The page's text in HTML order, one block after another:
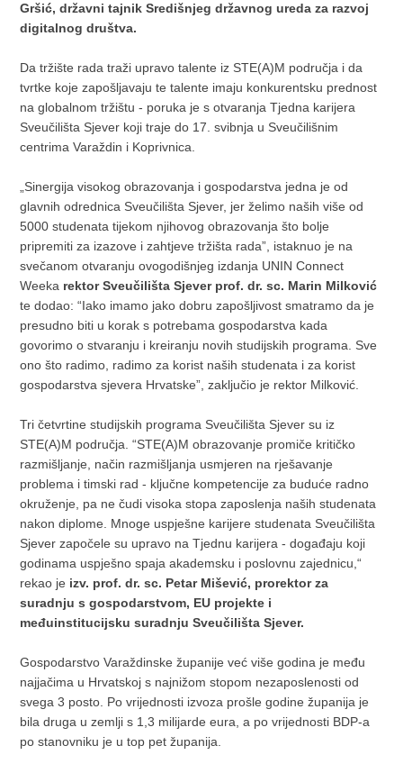
Gršić, državni tajnik Središnjeg državnog ureda za razvoj
digitalnog društva.
Da tržište rada traži upravo talente iz STE(A)M područja i da
tvrtke koje zapošljavaju te talente imaju konkurentsku prednost
na globalnom tržištu - poruka je s otvaranja Tjedna karijera
Sveučilišta Sjever koji traje do 17. svibnja u Sveučilišnim
centrima Varaždin i Koprivnica.
„Sinergija visokog obrazovanja i gospodarstva jedna je od
glavnih odrednica Sveučilišta Sjever, jer želimo naših više od
5000 studenata tijekom njihovog obrazovanja što bolje
pripremiti za izazove i zahtjeve tržišta rada”, istaknuo je na
svečanom otvaranju ovogodišnjeg izdanja UNIN Connect
Weeka rektor Sveučilišta Sjever prof. dr. sc. Marin Milković
te dodao: “Iako imamo jako dobru zapošljivost smatramo da je
presudno biti u korak s potrebama gospodarstva kada
govorimo o stvaranju i kreiranju novih studijskih programa. Sve
ono što radimo, radimo za korist naših studenata i za korist
gospodarstva sjevera Hrvatske”, zaključio je rektor Milković.
Tri četvrtine studijskih programa Sveučilišta Sjever su iz
STE(A)M područja. “STE(A)M obrazovanje promiče kritičko
razmišljanje, način razmišljanja usmjeren na rješavanje
problema i timski rad - ključne kompetencije za buduće radno
okruženje, pa ne čudi visoka stopa zaposlenja naših studenata
nakon diplome. Mnoge uspješne karijere studenata Sveučilišta
Sjever započele su upravo na Tjednu karijera - događaju koji
godinama uspješno spaja akademsku i poslovnu zajednicu,“
rekao je izv. prof. dr. sc. Petar Mišević, prorektor za
suradnju s gospodarstvom, EU projekte i
međuinstitucijsku suradnju Sveučilišta Sjever.
Gospodarstvo Varaždinske županije već više godina je među
najjačima u Hrvatskoj s najnižom stopom nezaposlenosti od
svega 3 posto. Po vrijednosti izvoza prošle godine županija je
bila druga u zemlji s 1,3 milijarde eura, a po vrijednosti BDP-a
po stanovniku je u top pet županija.